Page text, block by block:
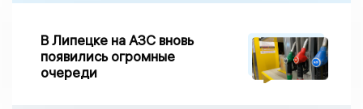
В Липецке на АЗС вновь
появились огромные
очереди